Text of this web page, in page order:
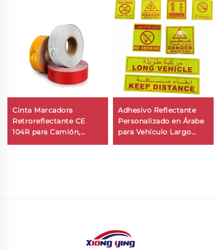
Cinta Marcadora
Retroreflectante CE
104R para Camión,
Fabricada en Fábrica
Adhesivo Reflectante
Personalizado en Árabe
para Vehículo Largo
PET/PVC/Prohibido